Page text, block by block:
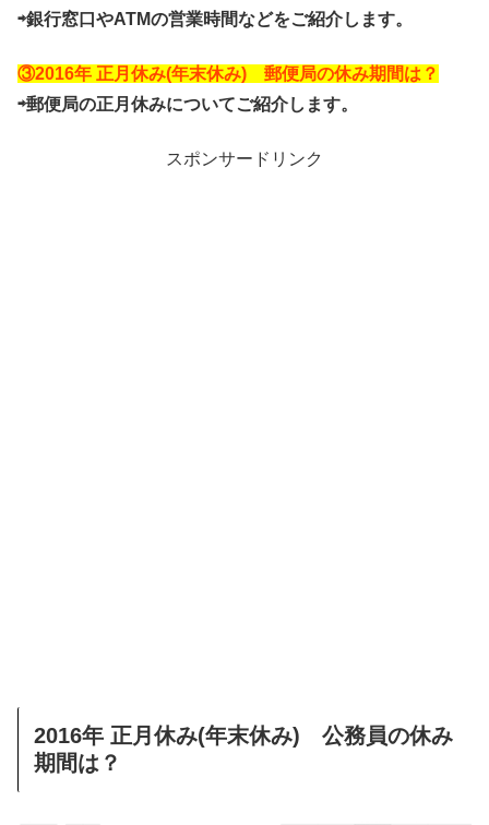
⇨銀行窓口やATMの営業時間などをご紹介します。
③2016年 正月休み(年末休み) 郵便局の休み期間は？
⇨郵便局の正月休みについてご紹介します。
スポンサードリンク
2016年 正月休み(年末休み) 公務員の休み
期間は？